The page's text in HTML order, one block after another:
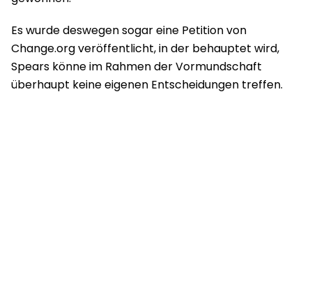
Es wurde deswegen sogar eine Petition von
Change.org veröffentlicht, in der behauptet wird,
Spears könne im Rahmen der Vormundschaft
überhaupt keine eigenen Entscheidungen treffen.